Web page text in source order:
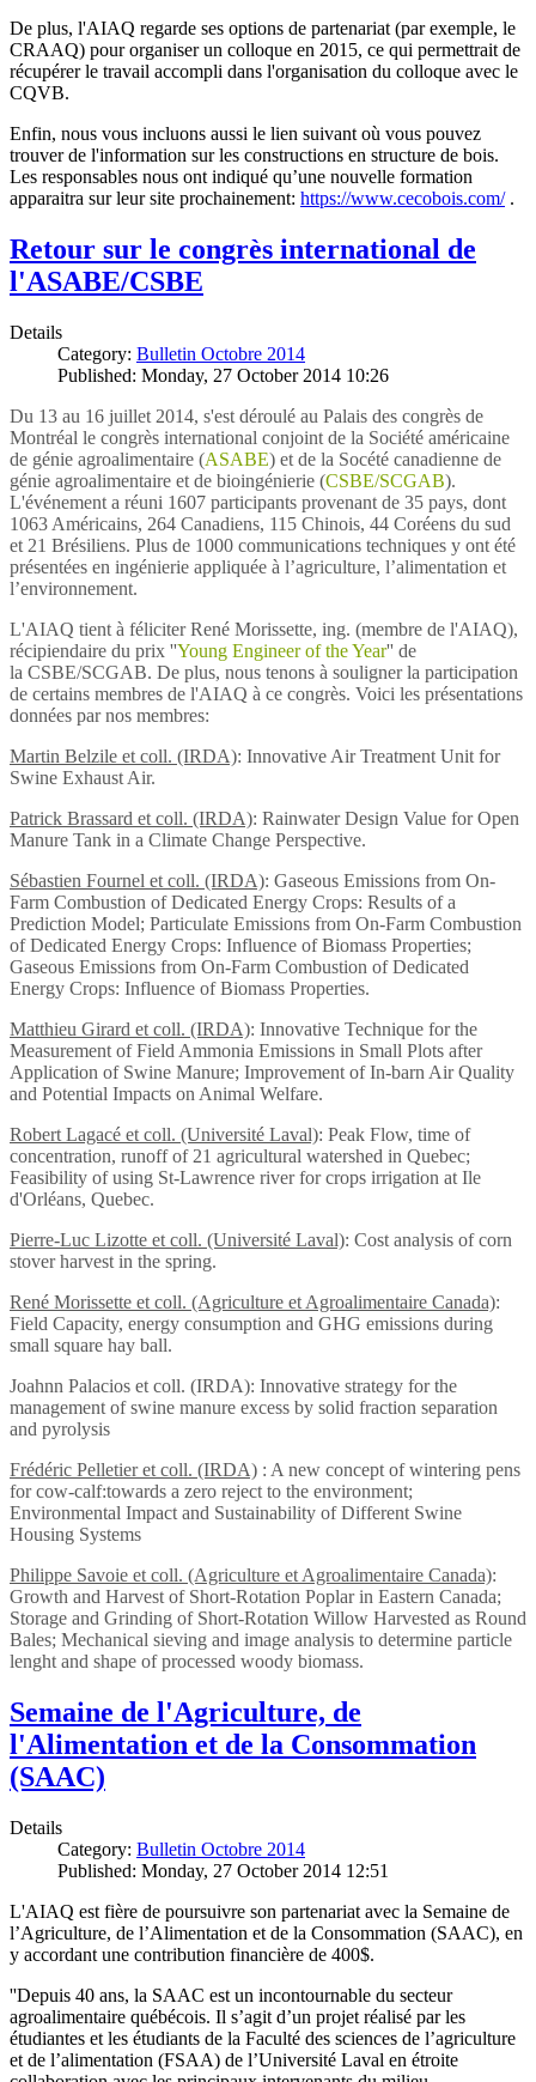
De plus, l'AIAQ regarde ses options de partenariat (par exemple, le
CRAAQ) pour organiser un colloque en 2015, ce qui permettrait de
récupérer le travail accompli dans l'organisation du colloque avec le
CQVB.
Enfin, nous vous incluons aussi le lien suivant où vous pouvez
trouver de l'information sur les constructions en structure de bois.
Les responsables nous ont indiqué qu’une nouvelle formation
apparaitra sur leur site prochainement: https://www.cecobois.com/.
Retour sur le congrès international de
l'ASABE/CSBE
Details
Category: Bulletin Octobre 2014
Published: Monday, 27 October 2014 10:26
Du 13 au 16 juillet 2014, s'est déroulé au Palais des congrès de
Montréal le congrès international conjoint de la Société américaine
de génie agroalimentaire (ASABE) et de la Socété canadienne de
génie agroalimentaire et de bioingénierie (CSBE/SCGAB).
L'événement a réuni 1607 participants provenant de 35 pays, dont
1063 Américains, 264 Canadiens, 115 Chinois, 44 Coréens du sud
et 21 Brésiliens. Plus de 1000 communications techniques y ont été
présentées en ingénierie appliquée à l’agriculture, l’alimentation et
l’environnement.
L'AIAQ tient à féliciter René Morissette, ing. (membre de l'AIAQ),
récipiendaire du prix ''Young Engineer of the Year'' de
la CSBE/SCGAB. De plus, nous tenons à souligner la participation
de certains membres de l'AIAQ à ce congrès. Voici les présentations
données par nos membres:
Martin Belzile et coll. (IRDA): Innovative Air Treatment Unit for
Swine Exhaust Air.
Patrick Brassard et coll. (IRDA): Rainwater Design Value for Open
Manure Tank in a Climate Change Perspective.
Sébastien Fournel et coll. (IRDA): Gaseous Emissions from On-
Farm Combustion of Dedicated Energy Crops: Results of a
Prediction Model; Particulate Emissions from On-Farm Combustion
of Dedicated Energy Crops: Influence of Biomass Properties;
Gaseous Emissions from On-Farm Combustion of Dedicated
Energy Crops: Influence of Biomass Properties.
Matthieu Girard et coll. (IRDA): Innovative Technique for the
Measurement of Field Ammonia Emissions in Small Plots after
Application of Swine Manure; Improvement of In-barn Air Quality
and Potential Impacts on Animal Welfare.
Robert Lagacé et coll. (Université Laval): Peak Flow, time of
concentration, runoff of 21 agricultural watershed in Quebec;
Feasibility of using St-Lawrence river for crops irrigation at Ile
d'Orléans, Quebec.
Pierre-Luc Lizotte et coll. (Université Laval): Cost analysis of corn
stover harvest in the spring.
René Morissette et coll. (Agriculture et Agroalimentaire Canada):
Field Capacity, energy consumption and GHG emissions during
small square hay ball.
Joahnn Palacios et coll. (IRDA): Innovative strategy for the
management of swine manure excess by solid fraction separation
and pyrolysis
Frédéric Pelletier et coll. (IRDA) : A new concept of wintering pens
for cow-calf:towards a zero reject to the environment;
Environmental Impact and Sustainability of Different Swine
Housing Systems
Philippe Savoie et coll. (Agriculture et Agroalimentaire Canada):
Growth and Harvest of Short-Rotation Poplar in Eastern Canada;
Storage and Grinding of Short-Rotation Willow Harvested as Round
Bales; Mechanical sieving and image analysis to determine particle
lenght and shape of processed woody biomass.
Semaine de l'Agriculture, de
l'Alimentation et de la Consommation
(SAAC)
Details
Category: Bulletin Octobre 2014
Published: Monday, 27 October 2014 12:51
L'AIAQ est fière de poursuivre son partenariat avec la Semaine de
l’Agriculture, de l’Alimentation et de la Consommation (SAAC), en
y accordant une contribution financière de 400$.
''Depuis 40 ans, la SAAC est un incontournable du secteur
agroalimentaire québécois. Il s’agit d’un projet réalisé par les
étudiantes et les étudiants de la Faculté des sciences de l’agriculture
et de l’alimentation (FSAA) de l’Université Laval en étroite